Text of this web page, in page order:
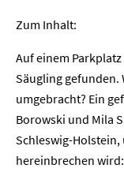
Zum Inhalt:
Auf einem
Säugling gefunden.
umgebracht? Ein
Borowski und Mila
Schleswig-Holstein,
hereinbrechen